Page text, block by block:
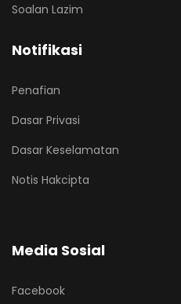
Soalan Lazim
Notifikasi
Penafian
Dasar Privasi
Dasar Keselamatan
Notis Hakcipta
Media Sosial
Facebook